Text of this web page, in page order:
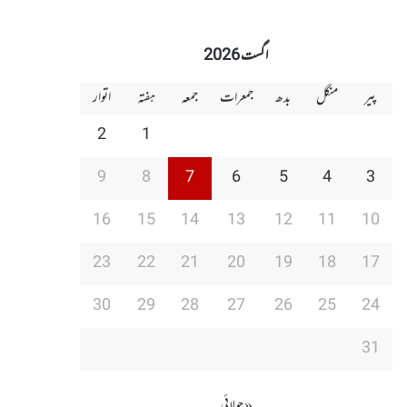
اگست 2026
پیر
منگل بدھ جمعرات جمعہ ہفتہ
اتوار
1
2
3
4
5
6
7
8
9
10
11
12
13
14
15
16
17
18
19
20
21
22
23
24
25
26
27
28
29
30
31